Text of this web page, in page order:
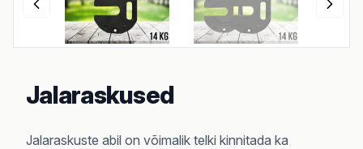
Jalaraskused
Jalaraskuste abil on võimalik telki kinnitada ka